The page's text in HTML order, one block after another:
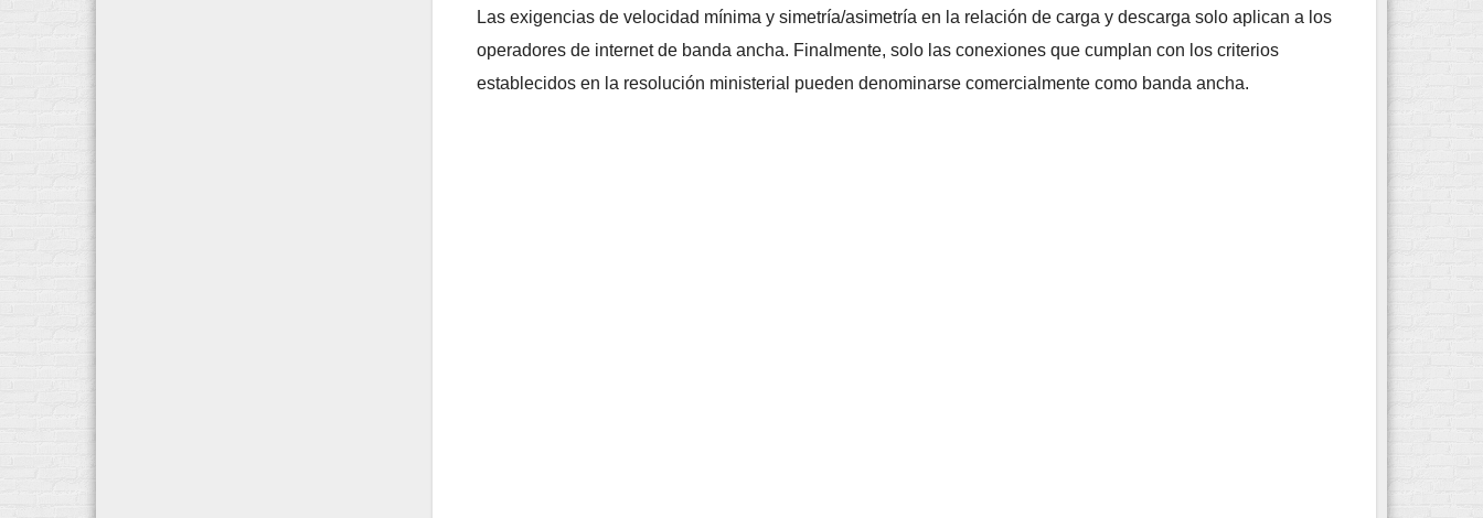
Las exigencias de velocidad mínima y simetría/asimetría en la relación de carga y descarga solo aplican a los
operadores de internet de banda ancha. Finalmente, solo las conexiones que cumplan con los criterios
establecidos en la resolución ministerial pueden denominarse comercialmente como banda ancha.